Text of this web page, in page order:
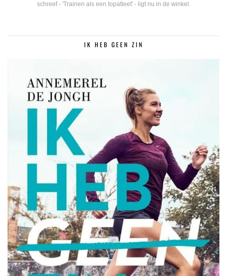
schreef - 'Trainen als een topatleet' - ligt nu in de winkel.
IK HEB GEEN ZIN